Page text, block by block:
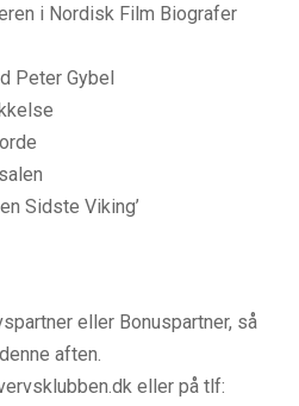
i Nordisk Film Biografer
Peter Gybel
Sidste Viking’
eller Bonuspartner, så
aften.
eller på tlf: